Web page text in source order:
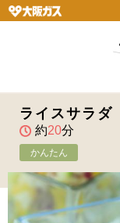
ライスサラダ
約20分
かんたん